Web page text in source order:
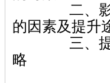
二、影响
的因素及提升
三、提高
略